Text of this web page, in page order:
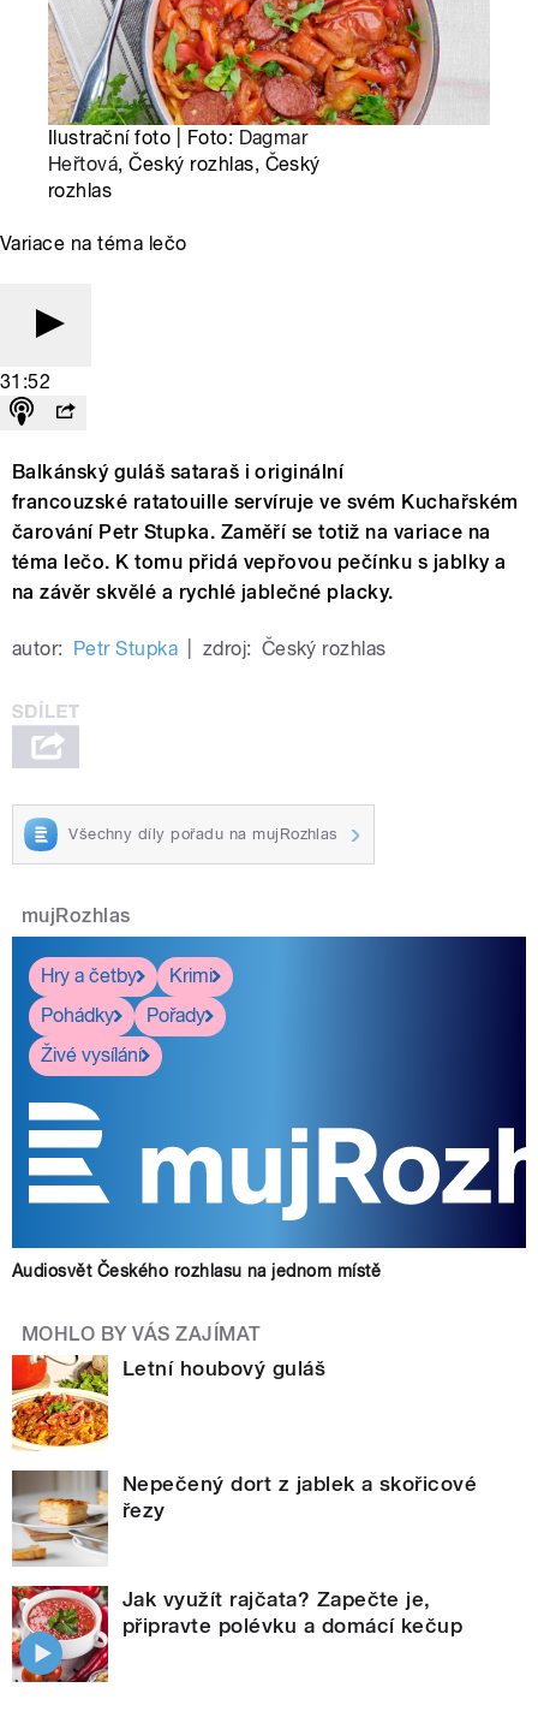
Ilustrační foto | Foto: Dagmar
Heřtová, Český rozhlas, Český
rozhlas
Variace na téma lečo
31:52
Balkánský guláš sataraš i originální
francouzské ratatouille servíruje ve svém Kuchařském
čarování Petr Stupka. Zaměří se totiž na variace na
téma lečo. K tomu přidá vepřovou pečínku s jablky a
na závěr skvělé a rychlé jablečné placky.
autor: Petr Stupka zdroj: Český rozhlas
Všechny díly pořadu na mujRozhlas
mujRozhlas
Hry a četby
Krimi
Pohádky
Pořady
Živé vysílání
Audiosvět Českého rozhlasu na jednom místě
MOHLO BY VÁS ZAJÍMAT
Letní houbový guláš
Nepečený dort z jablek a skořicové
řezy
Jak využít rajčata? Zapečte je,
připravte polévku a domácí kečup